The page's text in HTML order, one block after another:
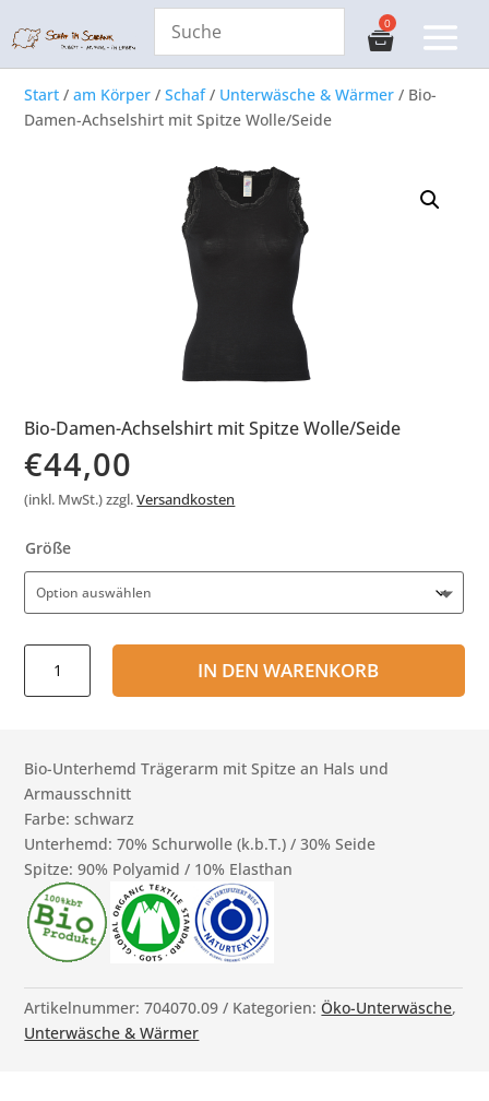
Start /am Körper /Schaf/ Unterwäsche & Wärmer / Bio-
Damen-Achselshirt mit Spitze Wolle/Seide
Bio-Damen-Achselshirt mit Spitze Wolle/Seide
€44,00
(inkl. MwSt.) zzgl.Versandkosten
Bio-Unterhemd Trägerarm mit Spitze an Hals und
Armausschnitt
Farbe: schwarz
Unterhemd: 70% Schurwolle (k.b.T.) / 30% Seide
Spitze: 90% Polyamid / 10% Elasthan
Größe
Damen-
Wolle/Seide
Menge
IN DEN WARENKORB
Artikelnummer:704070.09 Kategorien:Öko-Unterwäsche,
Unterwäsche & Wärmer